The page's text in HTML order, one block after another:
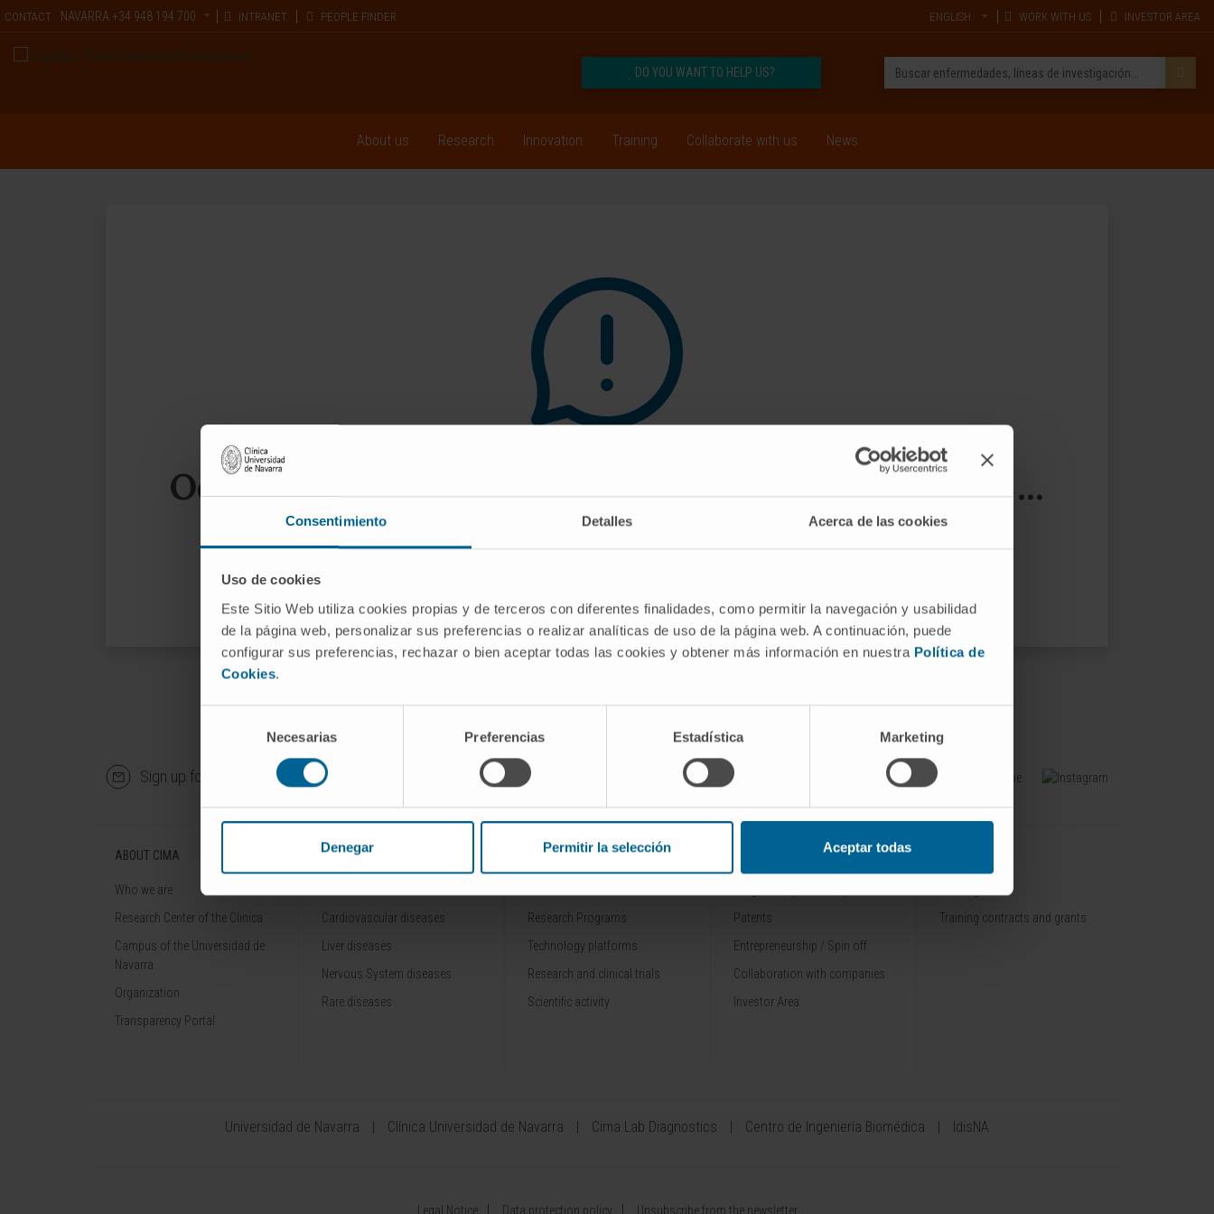
Consentimiento Detalles Acerca de las cookies
Uso de cookies
Este Sitio Web utiliza cookies propias y de terceros con diferentes finalidades, como permitir la navegación y usabilidad
de la página web, personalizar sus preferencias o realizar analíticas de uso de la página web. A continuación, puede
configurar sus preferencias, rechazar o bien aceptar todas las cookies y obtener más información en nuestra Política de
Cookies.
consentimiento
Necesarias Preferencias Estadística Marketing
Denegar Permitir la selección Aceptar todas
CONTACT NAVARRA +34 948 194 700 INTRANET PEOPLE FINDER ENGLISH WORK WITH US INVESTOR AREA
DO YOU WANT TO HELP US?
About us Research Innovation Training Collaborate with us News
Oops, the page you are looking for does not exist ...
Sign up for our newsletter Follow us
ABOUT CIMA
Who we are
Research Center of the Clinica
Campus of the Universidad de
Navarra
Organization
Transparency Portal
DISEASES
Cardiovascular diseases
Liver diseases
Nervous System diseases
Rare diseases
RESEARCH
Research Programs
Technology platforms
Research and clinical trials
Scientific activity
Patents
Entrepreneurship / Spin off
Collaboration with companies
Investor Area
Training contracts and grants
Universidad de Navarra Clínica Universidad de Navarra Cima Lab Diagnostics Centro de Ingeniería Biomédica IdisNA
Legal Notice Data protection policy Unsubscribe from the newsletter